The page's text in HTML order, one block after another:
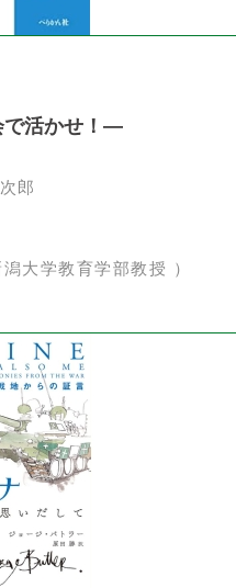
活かせ！―
郎
大学教育学部教授 ）